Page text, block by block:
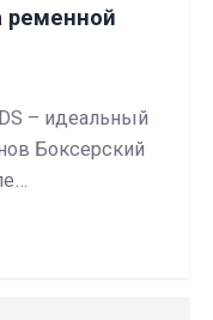
ременной
– идеальный
Боксерский